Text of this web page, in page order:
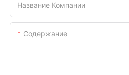
Название Компании
Содержание